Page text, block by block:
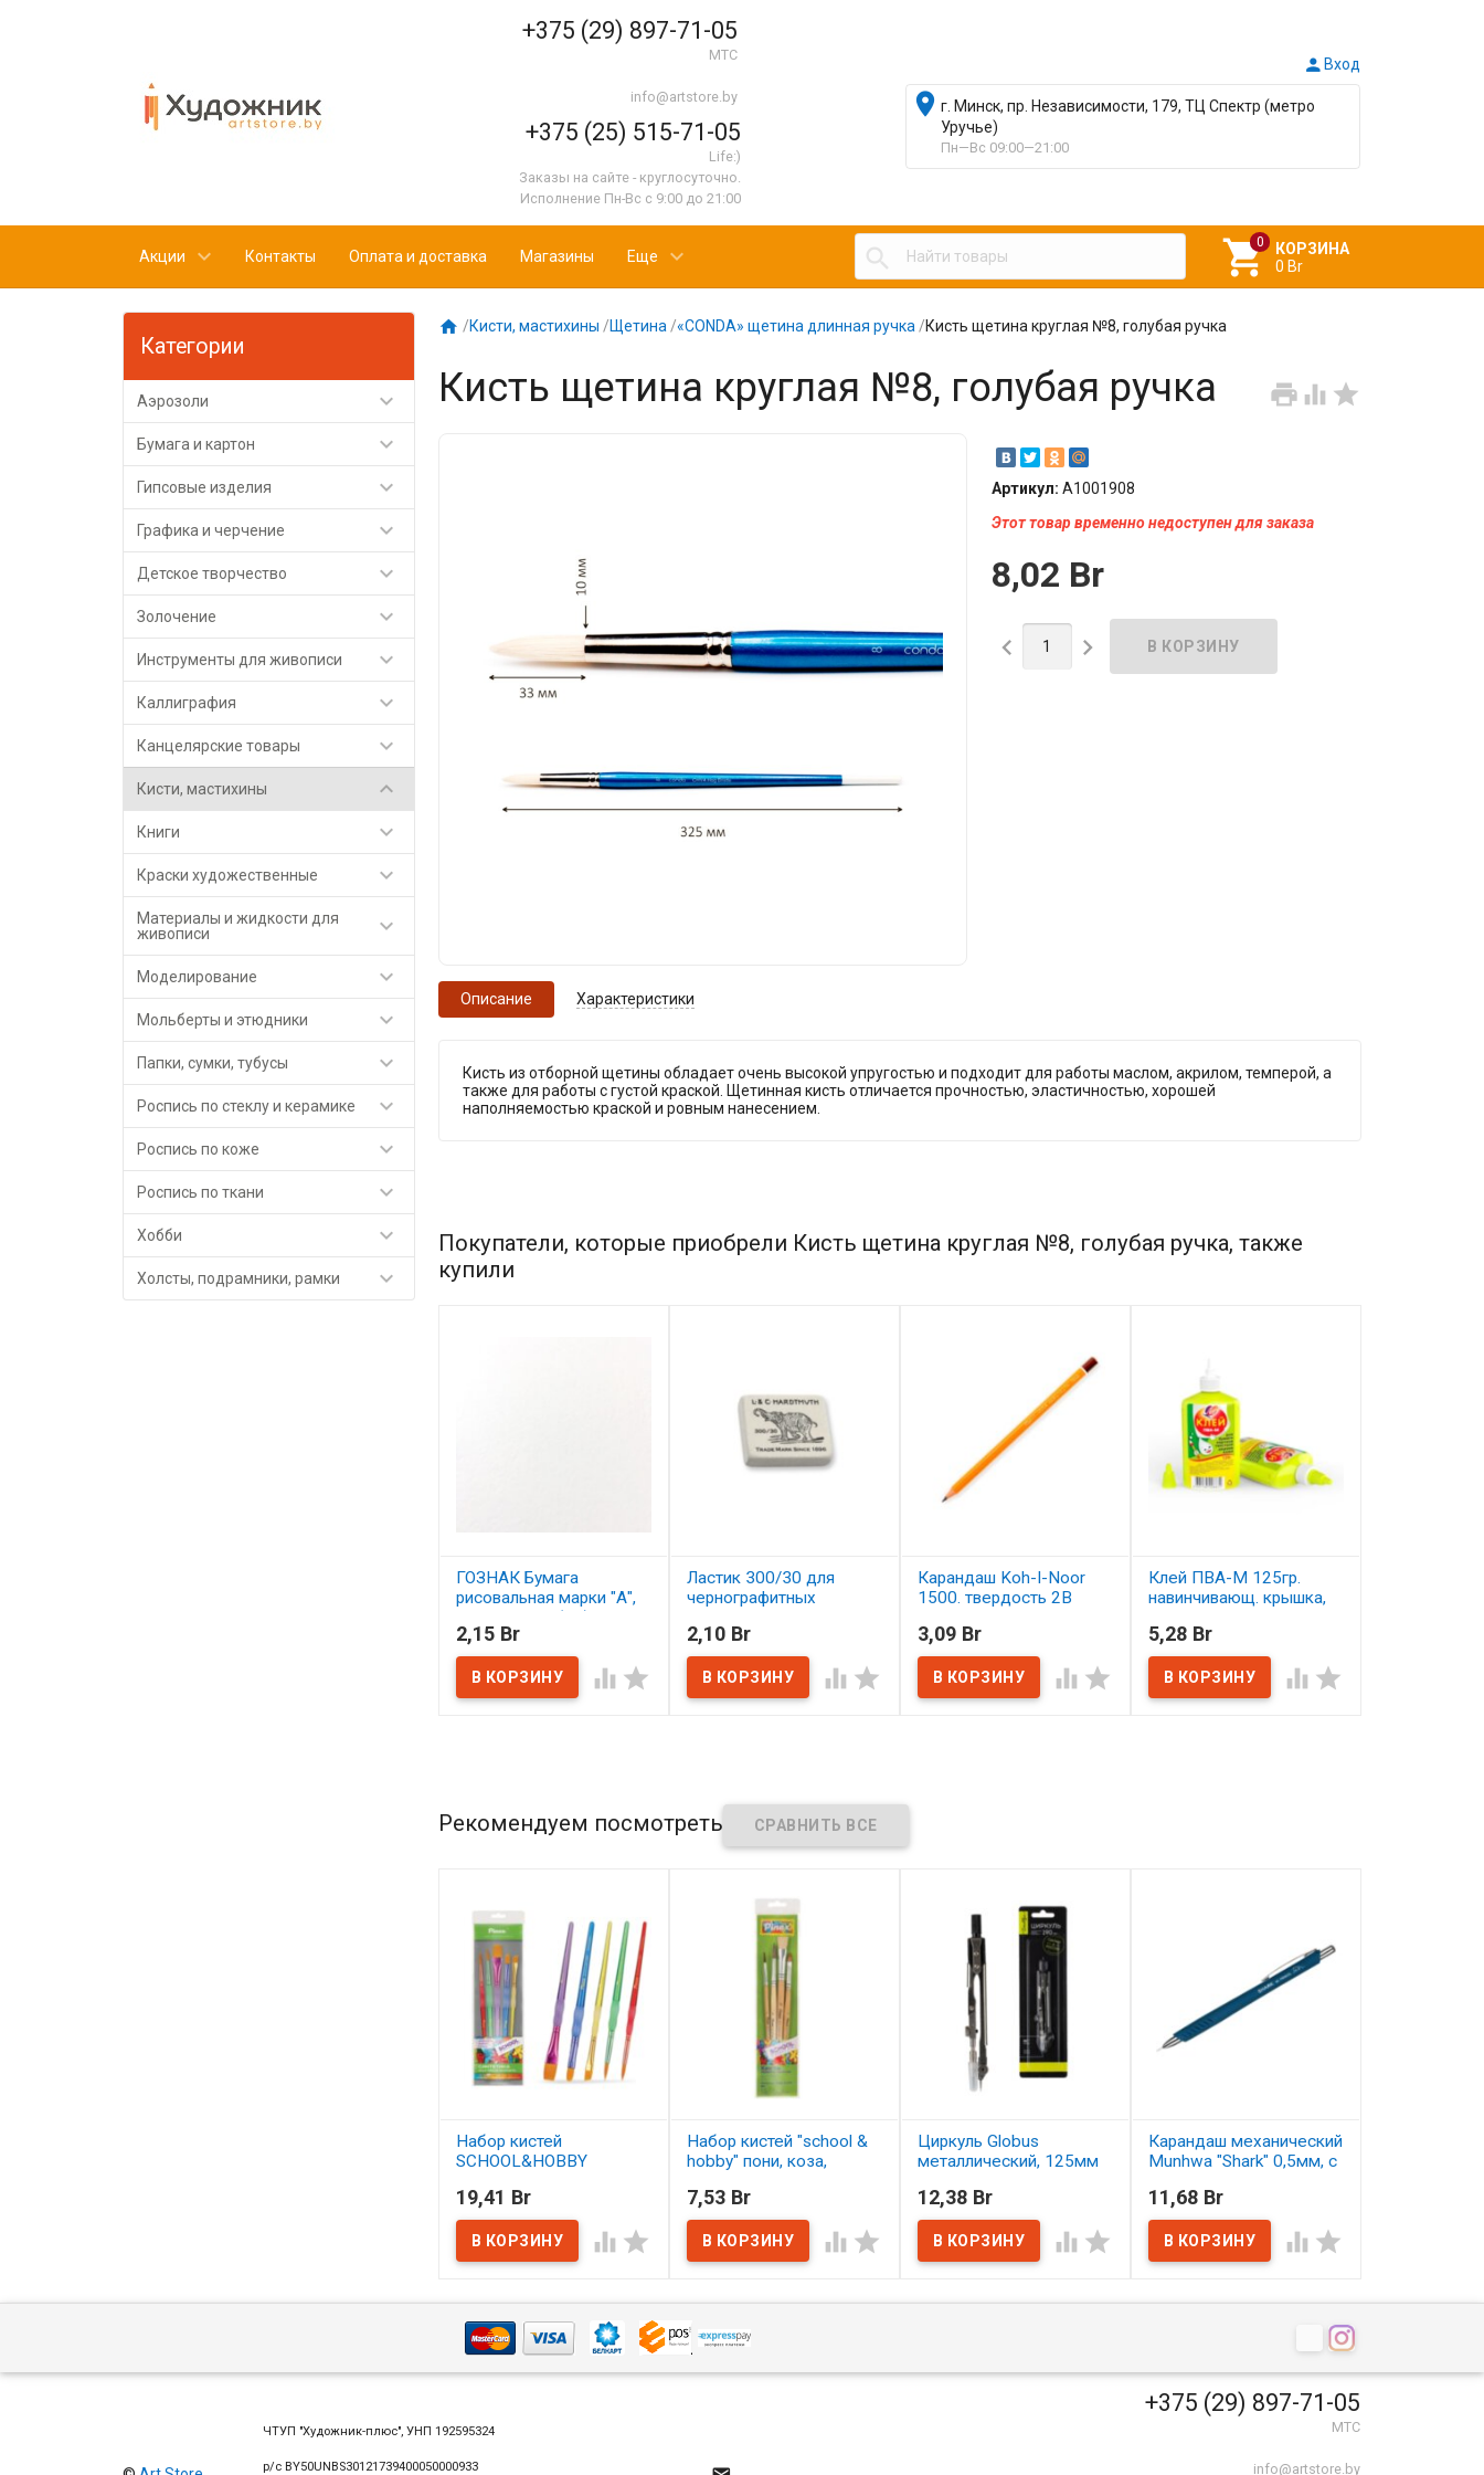
+375 (29) 897-71-05
МТС
info@artstore.by
+375 (25) 515-71-05
Life:)
Заказы на сайте - круглосуточно.
Исполнение Пн-Вс с 9:00 до 21:00
Вход
г. Минск, пр. Независимости, 179, ТЦ Спектр (метро
Уручье)
Пн—Вс 09:00—21:00
Акции Контакты Оплата и доставка Магазины Еще  
КОРЗИНА
0 Br
Категории
Аэрозоли 
Бумага и картон 
Гипсовые изделия 
Графика и черчение 
Детское творчество 
Золочение 
Инструменты для живописи 
Каллиграфия 
Канцелярские товары 
Кисти, мастихины 
Книги 
Краски художественные 
Материалы и жидкости для
живописи

Моделирование 
Мольберты и этюдники 
Папки, сумки, тубусы 
Роспись по стеклу и керамике 
Роспись по коже 
Роспись по ткани 
Хобби 
Холсты, подрамники, рамки 
 /Кисти, мастихины /Щетина /«CONDA» щетина длинная ручка /Кисть щетина круглая №8, голубая ручка
  
Кисть щетина круглая №8, голубая ручка
Артикул: A1001908
Этот товар временно недоступен для заказа
8,02 Br
 
Описание Характеристики
Кисть из отборной щетины обладает очень высокой упругостью и подходит для работы маслом, акрилом, темперой, а
также для работы с густой краской. Щетинная кисть отличается прочностью, эластичностью, хорошей
наполняемостью краской и ровным нанесением.
Покупатели, которые приобрели Кисть щетина круглая №8, голубая ручка, также
купили
ГОЗНАК Бумага
рисовальная марки "А",
610х860 мм (А1),
плотность 200 г/м2
В наличии
2,15 Br
 
Ластик 300/30 для
чернографитных
В наличии
2,10 Br
 
Карандаш Koh-I-Noor
1500. твердость 2B
В наличии
3,09 Br
 
Клей ПВА-М 125гр.
навинчивающ. крышка,
В наличии
5,28 Br
 
Рекомендуем посмотреть
Набор кистей
SCHOOL&HOBBY
АССОРТИ
В наличии
19,41 Br
 
Набор кистей "school &
hobby" пони, коза,
В наличии
7,53 Br
 
Циркуль Globus
металлический, 125мм
В наличии
12,38 Br
 
Карандаш механический
Munhwa "Shark" 0,5мм, с
В наличии
11,68 Br
 
ЧТУП "Художник-плюс", УНП 192595324
р/с BY50UNBS30121739400050000933
+375 (29) 897-71-05
МТС
info@artstore.by